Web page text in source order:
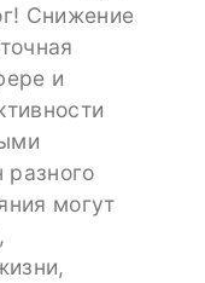
Снижение
и
могут